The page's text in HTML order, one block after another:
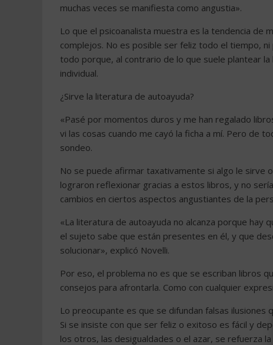
muchas veces se manifiesta como angustia».
Lo que el psicoanalista muestra es la tendencia de
complejos. No es posible ser feliz todo el tiempo,
todo porque, al contrario de lo que suele plantear
individual.
¿Sirve la literatura de autoayuda?
«Pasé por momentos duros y me han regalado
vi las cosas cuando me cayó la ficha a mí. Pero de
sondeo.
No se puede afirmar taxativamente si algo le sirve
lograron reflexionar gracias a estos libros, y no
cambios en ciertos aspectos angustiantes de la
«La literatura de autoayuda no alcanza porque hay
el sujeto sabe que están presentes en él, y que
solucionar», explicó Novelli.
Por eso, el problema no es que se escriban libros
consejos para afrontarla. Como con cualquier
Lo preocupante es que se difundan falsas
Si se insiste con que ser feliz o exitoso es fácil y
los otros, las desigualdades o el azar, se refuerza